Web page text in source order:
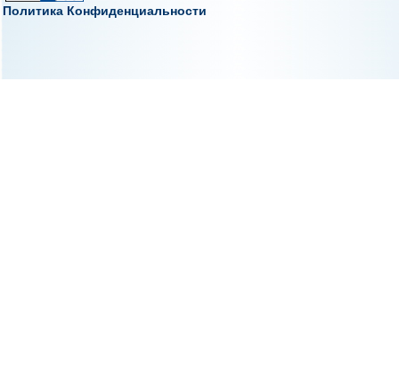
Политика Конфиденциальности